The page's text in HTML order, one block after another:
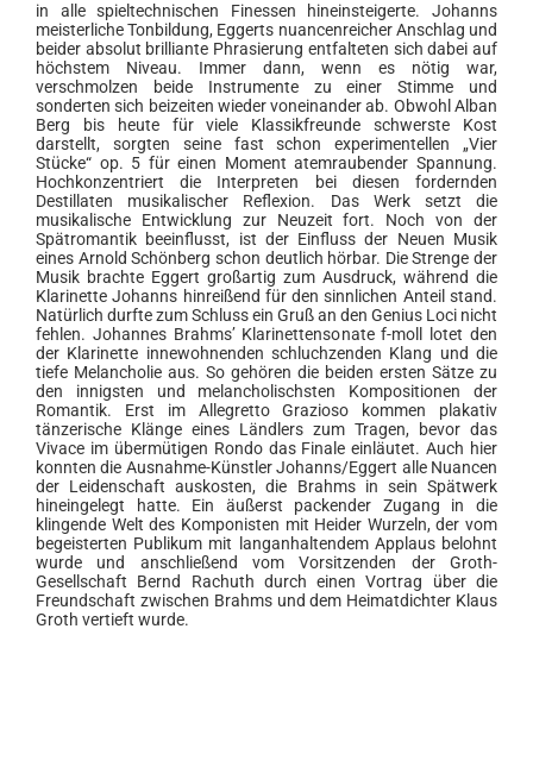
in alle spieltechnischen Finessen hineinsteigerte. Johanns
meisterliche Tonbildung, Eggerts nuancenreicher Anschlag und
beider absolut brilliante Phrasierung entfalteten sich dabei auf
höchstem Niveau. Immer dann, wenn es nötig war,
verschmolzen beide Instrumente zu einer Stimme und
sonderten sich beizeiten wieder voneinander ab. Obwohl Alban
Berg bis heute für viele Klassikfreunde schwerste Kost
darstellt, sorgten seine fast schon experimentellen „Vier
Stücke“ op. 5 für einen Moment atemraubender Spannung.
Hochkonzentriert die Interpreten bei diesen fordernden
Destillaten musikalischer Reflexion. Das Werk setzt die
musikalische Entwicklung zur Neuzeit fort. Noch von der
Spätromantik beeinflusst, ist der Einfluss der Neuen Musik
eines Arnold Schönberg schon deutlich hörbar. Die Strenge der
Musik brachte Eggert großartig zum Ausdruck, während die
Klarinette Johanns hinreißend für den sinnlichen Anteil stand.
Natürlich durfte zum Schluss ein Gruß an den Genius Loci nicht
fehlen. Johannes Brahms’ Klarinettensonate f-moll lotet den
der Klarinette innewohnenden schluchzenden Klang und die
tiefe Melancholie aus. So gehören die beiden ersten Sätze zu
den innigsten und melancholischsten Kompositionen der
Romantik. Erst im Allegretto Grazioso kommen plakativ
tänzerische Klänge eines Ländlers zum Tragen, bevor das
Vivace im übermütigen Rondo das Finale einläutet. Auch hier
konnten die Ausnahme-Künstler Johanns/Eggert alle Nuancen
der Leidenschaft auskosten, die Brahms in sein Spätwerk
hineingelegt hatte. Ein äußerst packender Zugang in die
klingende Welt des Komponisten mit Heider Wurzeln, der vom
begeisterten Publikum mit langanhaltendem Applaus belohnt
wurde und anschließend vom Vorsitzenden der Groth-
Gesellschaft Bernd Rachuth durch einen Vortrag über die
Freundschaft zwischen Brahms und dem Heimatdichter Klaus
Groth vertieft wurde.